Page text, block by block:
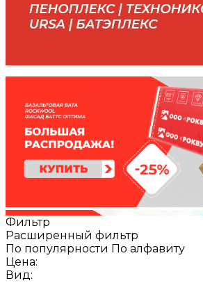
Фильтр
Расширенный фильтр
По популярности По алфавиту
Цена:
Вид: